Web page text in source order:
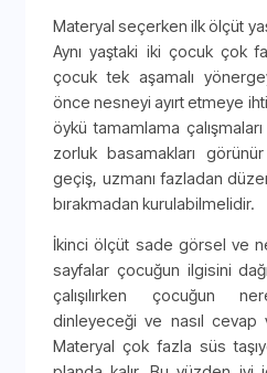
Materyal seçerken ilk ölçüt
Aynı yaştaki iki çocuk çok
çocuk tek aşamalı
önce nesneyi ayırt etmeye
öykü tamamlama
zorluk basamakları
geçiş, uzmanı fazladan
bırakmadan kurulabilmelidir.
İkinci ölçüt sade görsel ve
sayfalar çocuğun ilgisini
çalışılırken çocuğun
dinleyeceği ve nasıl cevap
Materyal çok fazla süs